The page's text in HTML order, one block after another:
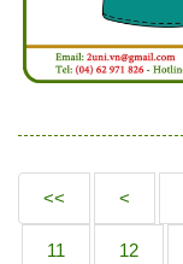
<< <
11 12